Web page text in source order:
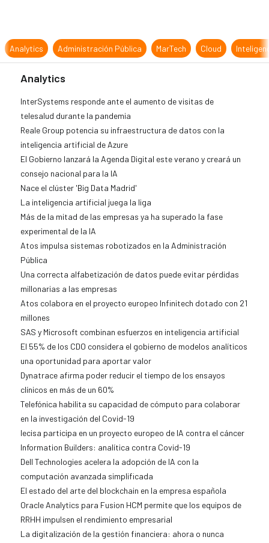
Administración Pública MarTech Cloud Inteligencia Artificial
Analytics
InterSystems responde ante el aumento de visitas de
telesalud durante la pandemia
Reale Group potencia su infraestructura de datos con la
inteligencia artificial de Azure
El Gobierno lanzará la Agenda Digital este verano y creará un
consejo nacional para la IA
Nace el clúster 'Big Data Madrid'
La inteligencia artificial juega la liga
Más de la mitad de las empresas ya ha superado la fase
experimental de la IA
Atos impulsa sistemas robotizados en la Administración
Pública
Una correcta alfabetización de datos puede evitar pérdidas
millonarias a las empresas
Atos colabora en el proyecto europeo Infinitech dotado con 21
millones
SAS y Microsoft combinan esfuerzos en inteligencia artificial
El 55% de los CDO considera el gobierno de modelos analíticos
una oportunidad para aportar valor
Dynatrace afirma poder reducir el tiempo de los ensayos
clínicos en más de un 60%
Telefónica habilita su capacidad de cómputo para colaborar
en la investigación del Covid-19
Iecisa participa en un proyecto europeo de IA contra el cáncer
Information Builders: analítica contra Covid-19
Dell Technologies acelera la adopción de IA con la
computación avanzada simplificada
El estado del arte del blockchain en la empresa española
Oracle Analytics para Fusion HCM permite que los equipos de
RRHH impulsen el rendimiento empresarial
La digitalización de la gestión financiera: ahora o nunca